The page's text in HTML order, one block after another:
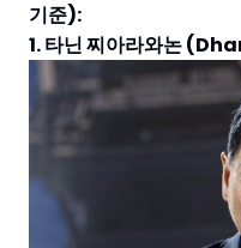
기준):
1. 타닌 찌아라와논